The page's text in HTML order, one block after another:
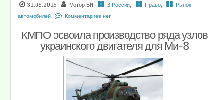
31.05.2015 Мотор БИ В России, Право,
Рынок
автомобилей
Комментариев нет
КМПО освоила производство ряда узлов
украинского двигателя для Ми-8